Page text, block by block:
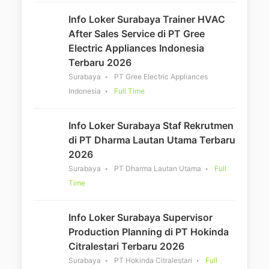
Info Loker Surabaya Trainer HVAC
After Sales Service di PT Gree
Electric Appliances Indonesia
Terbaru 2026
Surabaya
PT Gree Electric Appliances
Indonesia
Full Time
Info Loker Surabaya Staf Rekrutmen
di PT Dharma Lautan Utama Terbaru
2026
Surabaya PT Dharma Lautan Utama
Full
Time
Info Loker Surabaya Supervisor
Production Planning di PT Hokinda
Citralestari Terbaru 2026
Surabaya PT Hokinda Citralestari
Full